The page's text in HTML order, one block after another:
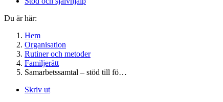
Du är här:
Hem
Organisation
Rutiner och metoder
Familjerätt
Samarbetssamtal – stöd till fö…
Skriv ut